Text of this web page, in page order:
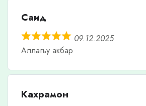
Саид
09.12.2025
Аллагьу акбар
Кахрамон